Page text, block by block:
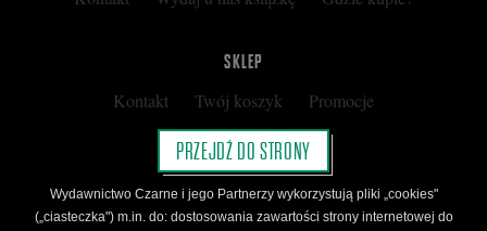
SKLEP
Kontakt Twój koszyk
Promocje
Kup kartę podarunkową
Nota prawna
Regulamin
Polityka prywatności
Regulamin Klubu Czarnego
PRZEJDŹ DO STRONY
Wydawnictwo Czarne i jego Partnerzy wykorzystują pliki „cookies"
(„ciasteczka") m.in. do: dostosowania zawartości strony internetowej do